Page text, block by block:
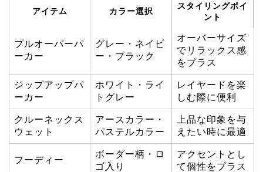
アイテム カラー選択
スタイリングポイ
ント
プルオーバーパ
ーカー
グレー・ネイビ
ー・ブラック
オーバーサイズ
でリラックス感
をプラス
ジップアップパ
ーカー
ホワイト・ライ
トグレー
レイヤードを楽
しむ際に便利
クルーネックス
ウェット
アースカラー・
パステルカラー
上品な印象を与
えたい時に最適
フーディー
ボーダー柄・ロ
ゴ入り
アクセントとし
て個性をプラス